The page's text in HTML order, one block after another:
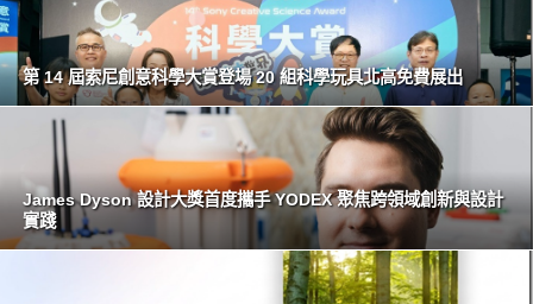
第 14 屆索尼創意科學大賞登場 20 組科學玩具北高免費展出
James Dyson 設計大獎首度攜手 YODEX 聚焦跨領域創新與設計
實踐